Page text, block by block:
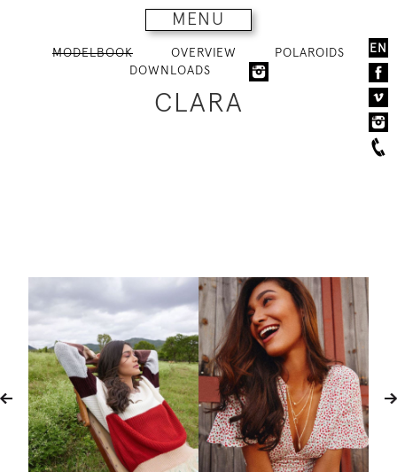
MENU
EN
MODELBOOK OVERVIEW
POLAROIDS
DOWNLOADS
CLARA